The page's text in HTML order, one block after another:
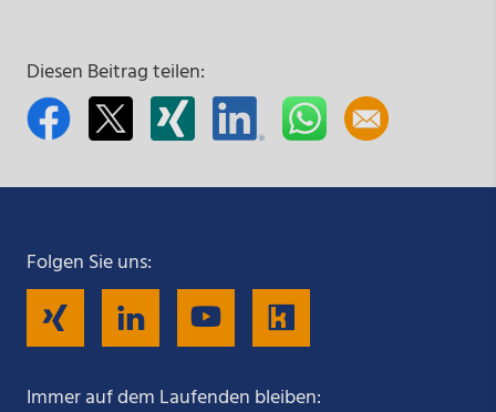
Diesen Beitrag teilen:
Folgen Sie uns:
Folgen
Sie
Folgen
Sie
Folgen
Sie Sie
Immer auf dem Laufenden bleiben: